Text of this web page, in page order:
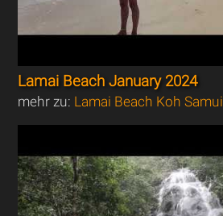
Lamai Beach January 2024
mehr zu: Lamai Beach Koh Samui